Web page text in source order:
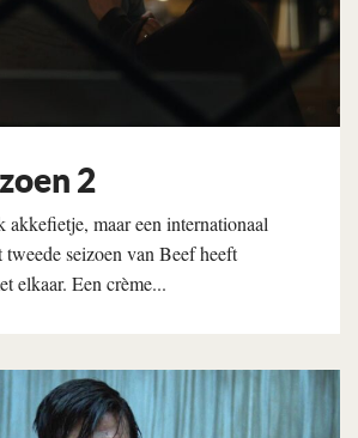
2
akkefietje, maar een internationaal
tweede seizoen van Beef heeft
elkaar. Een crème...